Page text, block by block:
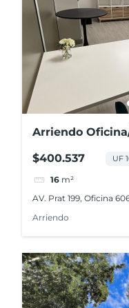
Arriendo
$400.537 UF
16 m²
AV. Prat 199, Oficina
Arriendo